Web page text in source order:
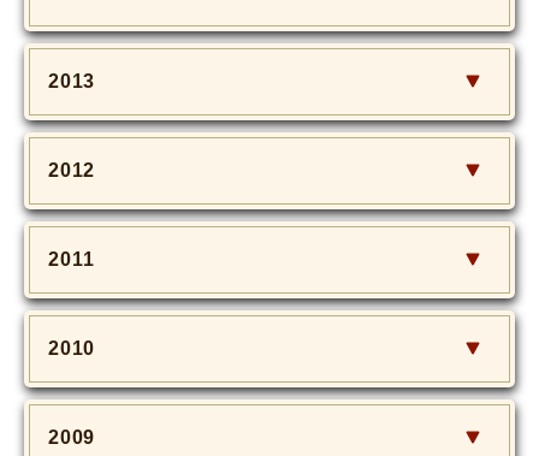
2013
2012
2011
2010
2009